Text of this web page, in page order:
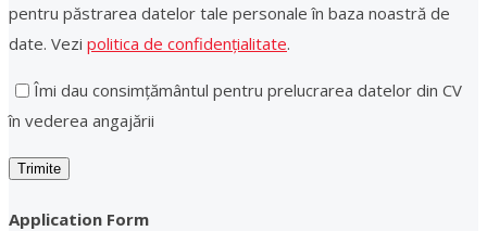
pentru păstrarea datelor tale personale în baza noastră de
date. Vezi politica de confidențialitate.
Îmi dau consimțământul pentru prelucrarea datelor din CV
în vederea angajării
Application Form